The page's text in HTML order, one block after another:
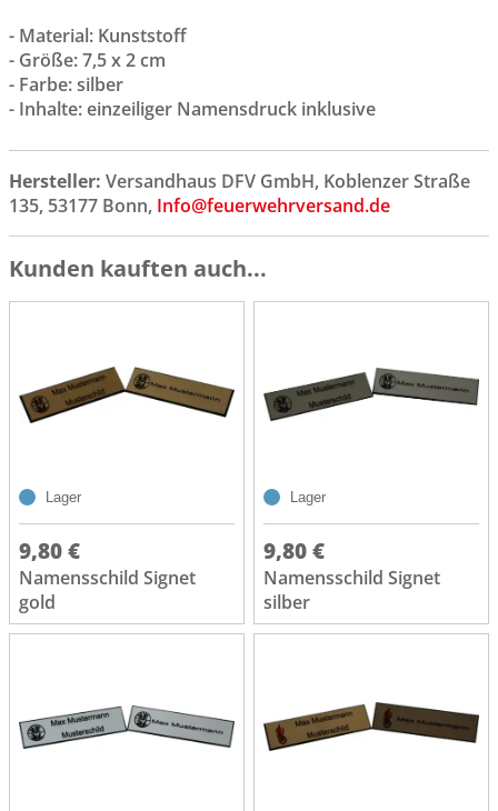
- Material: Kunststoff
- Größe: 7,5 x 2 cm
- Farbe: silber
- Inhalte: einzeiliger Namensdruck inklusive
Hersteller: Versandhaus DFV GmbH, Koblenzer Straße
135, 53177 Bonn, Info@feuerwehrversand.de
Kunden kauften auch...
Lager
9,80 €
Namensschild Signet
gold
Lager
9,80 €
Namensschild Signet
silber